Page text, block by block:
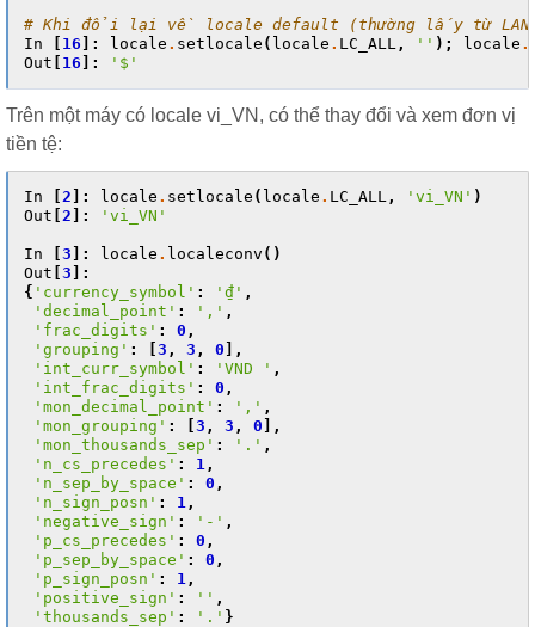
# Khi đổi lại về locale default (thường lấy từ
In
16 ]: locale . setlocale ( locale . LC_ALL , '' ); locale .
Out
16 ]: '$'
Trên một máy có locale vi_VN, có thể thay đổi và xem đơn vị
tiền tệ:
In 2 ]: locale . setlocale ( locale . LC_ALL , 'vi_VN' )
Out 2 ]: 'vi_VN'
In 3 ]: locale . localeconv ()
Out 3 ]:
{ 'currency_symbol' : '₫' ,
'decimal_point' : ',' ,
'frac_digits' : 0 ,
'grouping' : 3 , 3 , 0 ],
'int_curr_symbol' : 'VND ' ,
'int_frac_digits' : 0 ,
'mon_decimal_point' : ',' ,
'mon_grouping' : 3 , 3 , 0 ],
'mon_thousands_sep' : '.' ,
'n_cs_precedes' : 1 ,
'n_sep_by_space' : 0 ,
'n_sign_posn' : 1 ,
'negative_sign' : '-' ,
'p_cs_precedes' : 0 ,
'p_sep_by_space' : 0 ,
'p_sign_posn' : 1 ,
'positive_sign' : '' ,
'thousands_sep' : '.' }